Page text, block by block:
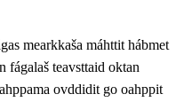
mearkkaša máhttit hábmet
fágalaš teavsttaid oktan
ovddidit go oahppit